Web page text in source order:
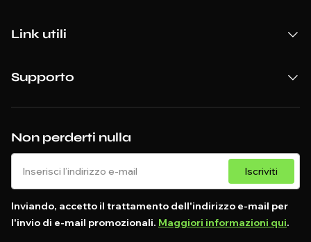
Non perderti nulla
Iscriviti
Inviando, accetto il trattamento dell'indirizzo e-mail per
l'invio di e-mail promozionali. Maggiori informazioni qui.
Link utili
Supporto